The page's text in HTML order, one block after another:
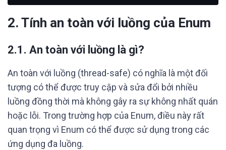
2. Tính an toàn với luồng của Enum
2.1. An toàn với luồng là gì?
An toàn với luồng (thread-safe) có nghĩa là một đối
tượng có thể được truy cập và sửa đổi bởi nhiều
luồng đồng thời mà không gây ra sự không nhất quán
hoặc lỗi. Trong trường hợp của Enum, điều này rất
quan trọng vì Enum có thể được sử dụng trong các
ứng dụng đa luồng.